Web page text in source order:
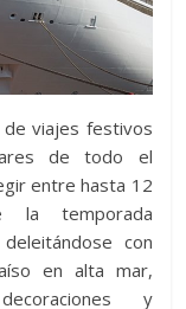
de viajes festivos
de todo el
entre hasta 12
la temporada
con
en alta mar,
y